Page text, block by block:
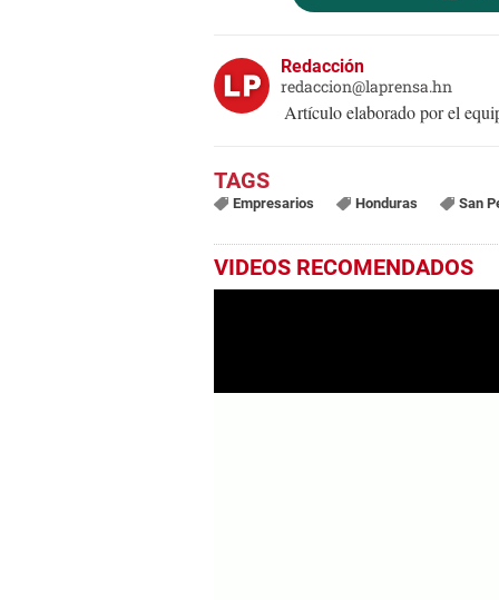
Redacción
redaccion@laprensa.hn
Artículo elaborado por el
Empresarios Honduras San
VIDEOS RECOMENDADOS